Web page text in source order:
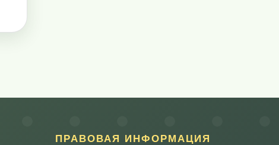
ПРАВОВАЯ ИНФОРМАЦИЯ